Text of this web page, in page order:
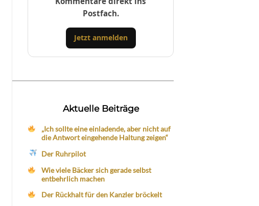
Postfach.
Jetzt anmelden
Aktuelle Beiträge
„Ich sollte eine einladende, aber nicht auf
die Antwort eingehende Haltung zeigen“
Der Ruhrpilot
Wie viele Bäcker sich gerade selbst
entbehrlich machen
Der Rückhalt für den Kanzler bröckelt